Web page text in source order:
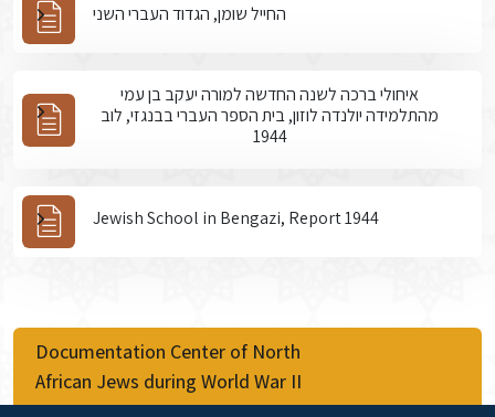
החייל שומן, הגדוד העברי השני
איחולי ברכה לשנה החדשה למורה יעקב בן עמי
מהתלמידה יולנדה לוזון, בית הספר העברי בבנגזי, לוב
1944
Jewish School in Bengazi, Report 1944
Documentation Center of North
African Jews during World War II